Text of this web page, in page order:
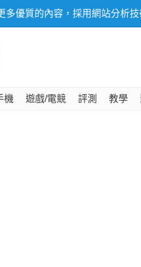
多優質的內容，採用網站分析
機 遊戲/電競 評測 教學